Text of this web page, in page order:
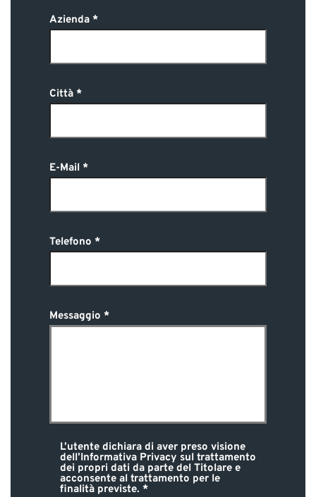
Azienda
Città
E-Mail
Telefono
Messaggio
L’utente dichiara di aver preso visione
dell’Informativa Privacy sul trattamento
dei propri dati da parte del Titolare e
acconsente al trattamento per le
finalità previste.